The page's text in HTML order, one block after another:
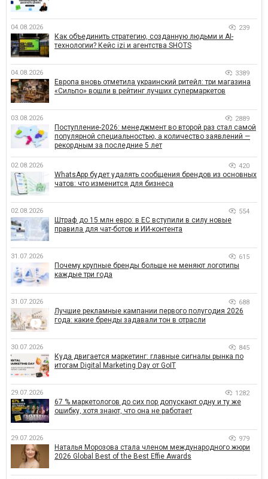
04.08.2026 239
Как объединить стратегию, созданную людьми и AI-
технологии? Кейс izi и агентства SHOTS
04.08.2026 3389
Европа вновь отметила украинский ритейл: три магазина
«Сильпо» вошли в рейтинг лучших супермаркетов
03.08.2026 2889
Поступление-2026: менеджмент во второй раз стал самой
популярной специальностью, а количество заявлений —
рекордным за последние 5 лет
02.08.2026 420
WhatsApp будет удалять сообщения брендов из основных
чатов: что изменится для бизнеса
02.08.2026 554
Штраф до 15 млн евро: в ЕС вступили в силу новые
правила для чат-ботов и ИИ-контента
31.07.2026 615
Почему крупные бренды больше не меняют логотипы
каждые три года
31.07.2026 688
Лучшие рекламные кампании первого полугодия 2026
года: какие бренды задавали тон в отрасли
30.07.2026 845
Куда двигается маркетинг: главные сигналы рынка по
итогам Digital Marketing Day от GoIT
29.07.2026 1282
67 % маркетологов до сих пор допускают одну и ту же
ошибку, хотя знают, что она не работает
29.07.2026 979
Наталья Морозова стала членом международного жюри
2026 Global Best of the Best Effie Awards